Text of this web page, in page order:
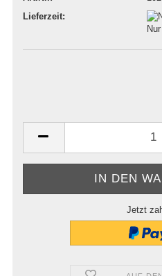
Konto erstellen
Lieferzeit:
Jetzt